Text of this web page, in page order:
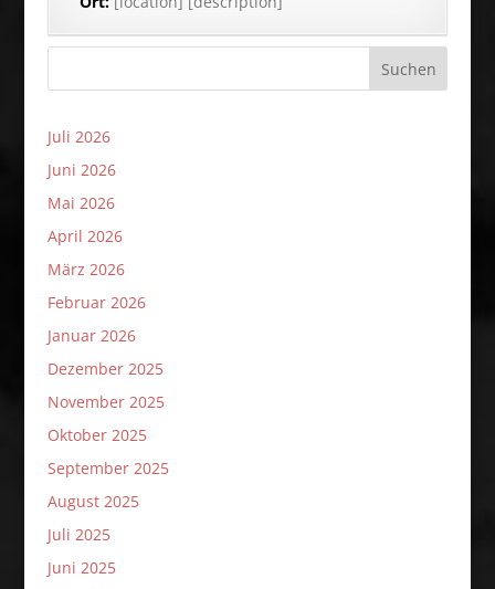
Suchen
Juli 2026
Juni 2026
Mai 2026
April 2026
März 2026
Februar 2026
Januar 2026
Dezember 2025
November 2025
Oktober 2025
September 2025
August 2025
Juli 2025
Juni 2025